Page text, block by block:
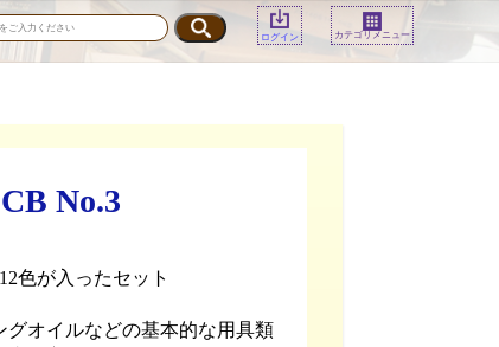
ログイン カテゴリメニュー
No.3
色が入ったセット
グオイルなどの基本的な用具類